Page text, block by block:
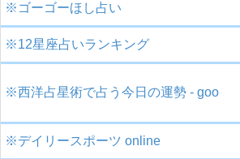
※ゴーゴーほし占い
※12星座占いランキング
※西洋占星術で占う今日の運勢 - goo
※デイリースポーツ online